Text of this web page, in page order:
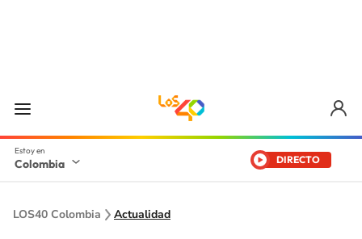
Colombia DIRECTO
LOS40 Colombia Actualidad